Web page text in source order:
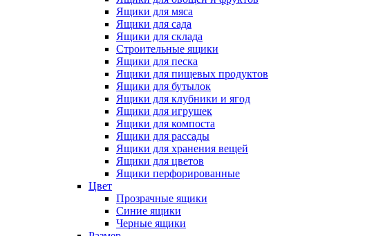
Ящики для мяса
Ящики для сада
Ящики для склада
Строительные ящики
Ящики для песка
Ящики для пищевых продуктов
Ящики для бутылок
Ящики для клубники и ягод
Ящики для игрушек
Ящики для компоста
Ящики для рассады
Ящики для хранения вещей
Ящики для цветов
Ящики перфорированные
Цвет
Прозрачные ящики
Синие ящики
Черные ящики